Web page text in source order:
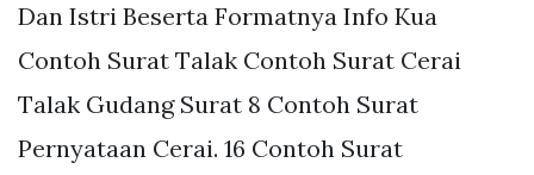
Dan Istri Beserta Formatnya Info Kua
Contoh Surat Talak Contoh Surat Cerai
Talak Gudang Surat 8 Contoh Surat
Pernyataan Cerai. 16 Contoh Surat